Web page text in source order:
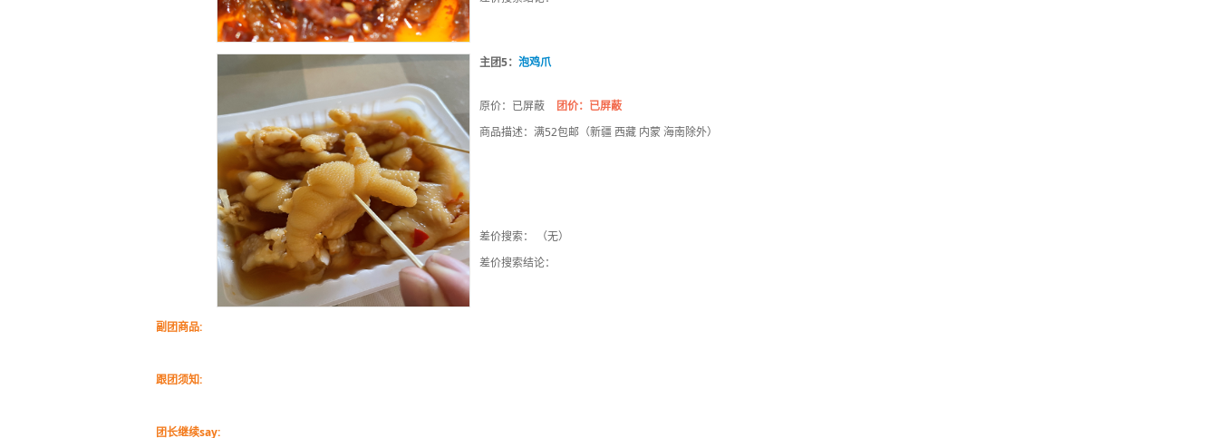
主团5： 泡鸡爪
原价：已屏蔽
团价：已屏蔽
商品描述：满52包邮（新疆 西藏 内蒙 海南除外）
差价搜索： （无）
差价搜索结论：
副团商品:
跟团须知:
团长继续say: